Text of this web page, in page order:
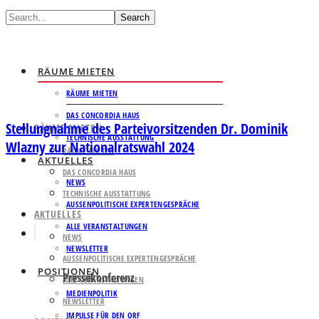
Search
RÄUME MIETEN
RÄUME MIETEN
DAS CONCORDIA HAUS
TECHNISCHE AUSSTATTUNG
AKTUELLES
NEWS
AUSSENPOLITISCHE EXPERTENGESPRÄCHE
ALLE VERANSTALTUNGEN
NEWSLETTER
POSITIONEN
MEDIENPOLITIK
IMPULSE FÜR DEN ORF
RÄUME MIETEN
RÄUME MIETEN
DAS CONCORDIA HAUS
TECHNISCHE AUSSTATTUNG
AKTUELLES
NEWS
AUSSENPOLITISCHE EXPERTENGESPRÄCHE
ALLE VERANSTALTUNGEN
NEWSLETTER
Stellungnahme des Parteivorsitzenden Dr. Dominik
Wlazny zur Nationalratswahl 2024
Pressekonferenz